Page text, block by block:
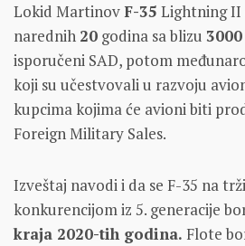
Lokid MartinovF-35 Lightning
narednih 20 godina sa blizu 3000
isporučeni SAD, potom
koji su učestvovali u razvoju
kupcima kojima će avioni biti
Foreign Military Sales.
Izveštaj navodi i da se F-35 na
konkurencijom iz 5. generacije
kraja 2020-tih godina. Flote